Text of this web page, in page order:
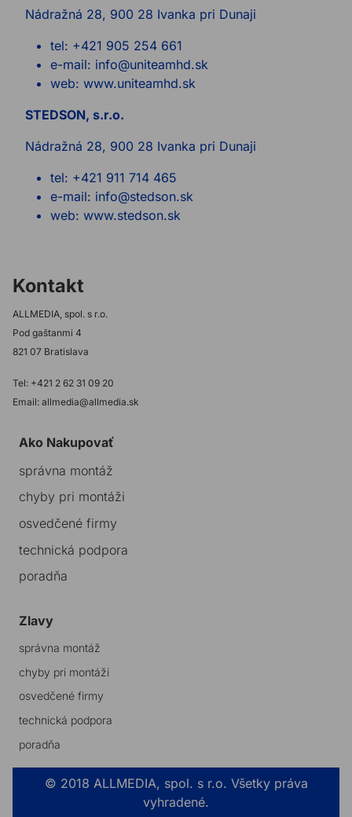
Nádražná 28, 900 28 Ivanka pri Dunaji
tel: +421 905 254 661
e-mail: info@uniteamhd.sk
web: www.uniteamhd.sk
STEDSON, s.r.o.
Nádražná 28, 900 28 Ivanka pri Dunaji
tel: +421 911 714 465
e-mail: info@stedson.sk
web: www.stedson.sk
Kontakt
ALLMEDIA, spol. s r.o.
Pod gaštanmi 4
821 07 Bratislava
Tel: +421 2 62 31 09 20
Email: allmedia@allmedia.sk
Ako Nakupovať
správna montáž
chyby pri montáži
osvedčené firmy
technická podpora
poradňa
Zlavy
správna montáž
chyby pri montáži
osvedčené firmy
technická podpora
poradňa
© 2018 ALLMEDIA, spol. s r.o. Všetky práva
vyhradené.